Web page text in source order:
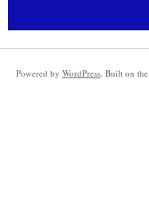
Powered by WordPress. Built on the